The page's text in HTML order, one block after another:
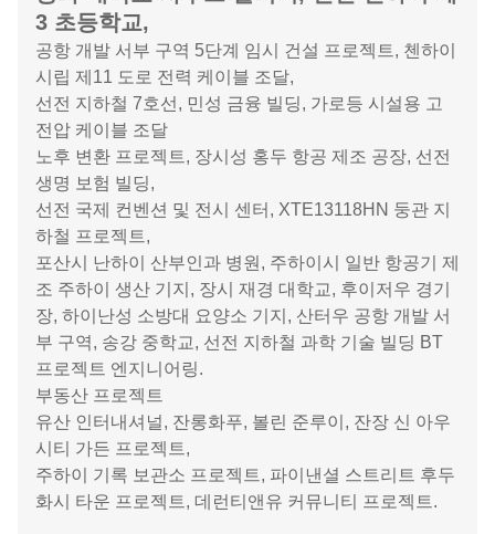
습니다.
후이저우 현대 농업 관광 공원, 선전 제3 인민 병원, 선
전 지하철 10호선,
첸하이 시립 첸완 제3 도로, 저우하이시 레이저우 기차
역, 하이난 컨벤션 및 전시 센터,
홍콩-주하이-마카오 브리지, 사우스 차이나
공과 대학교 사우스 칼리지, 선전 첸하이 제
3 초등학교,
공항 개발 서부 구역 5단계 임시 건설 프로젝트, 첸하이
시립 제11 도로 전력 케이블 조달,
선전 지하철 7호선, 민성 금융 빌딩, 가로등 시설용 고
전압 케이블 조달
노후 변환 프로젝트, 장시성 홍두 항공 제조 공장, 선전
생명 보험 빌딩,
선전 국제 컨벤션 및 전시 센터, XTE13118HN 둥관 지
하철 프로젝트,
포산시 난하이 산부인과 병원, 주하이시 일반 항공기 제